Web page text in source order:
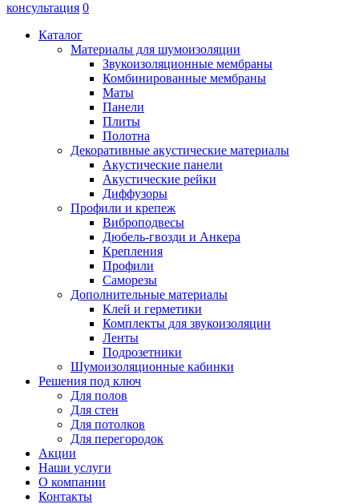
консультация 0
Каталог
Материалы для шумоизоляции
Звукоизоляционные мембраны
Комбинированные мембраны
Маты
Панели
Плиты
Полотна
Декоративные акустические материалы
Акустические панели
Акустические рейки
Диффузоры
Профили и крепеж
Виброподвесы
Дюбель-гвозди и Анкера
Крепления
Профили
Саморезы
Дополнительные материалы
Клей и герметики
Комплекты для звукоизоляции
Ленты
Подрозетники
Шумоизоляционные кабинки
Решения под ключ
Для полов
Для стен
Для потолков
Для перегородок
Акции
Наши услуги
О компании
Контакты